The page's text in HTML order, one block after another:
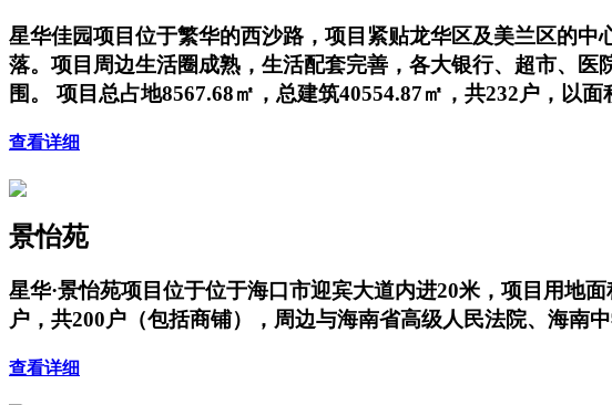
星华佳园项目位于繁华的西沙路，项目紧贴龙华区及美兰区的
落。项目周边生活圈成熟，生活配套完善，各大银行、超市、
围。 项目总占地8567.68㎡，总建筑40554.87㎡，共232户，以
查看详细
景怡苑
星华·景怡苑项目位于位于海口市迎宾大道内进20米，项目用地
户，共200户（包括商铺），周边与海南省高级人民法院、海南
查看详细